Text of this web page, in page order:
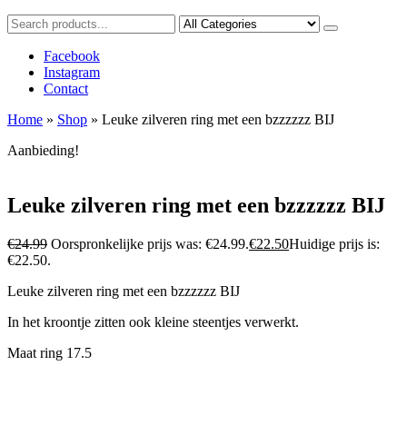
Facebook
Instagram
Contact
Home » Shop » Leuke zilveren ring met een bzzzzzz BIJ
Aanbieding!
Leuke zilveren ring met een bzzzzzz BIJ
€24.99 Oorspronkelijke prijs was: €24.99.€22.50Huidige prijs is:
€22.50.
Leuke zilveren ring met een bzzzzzz BIJ
In het kroontje zitten ook kleine steentjes verwerkt.
Maat ring 17.5